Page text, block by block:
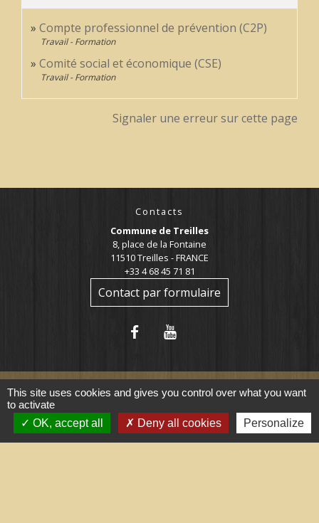
Compte professionnel de prévention (C2P)
Travail - Formation
Comité social et économique (CSE)
Travail - Formation
Signaler une erreur sur cette page
Contacts
Commune de Treilles
8, place de la Fontaine
11510 Treilles - FRANCE
+33 4 68 45 71 81
Contact par formulaire
Liens utiles
This site uses cookies and gives you control over what you want
to activate
OK, accept all
Deny all cookies Personalize